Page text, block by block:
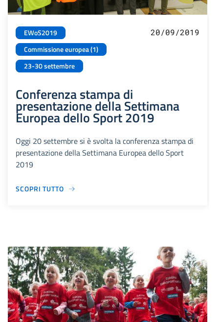
EWoS2019
Commissione europea (1)
23-30 settembre
20/09/2019
Conferenza stampa di
presentazione della Settimana
Europea dello Sport 2019
Oggi 20 settembre si è svolta la conferenza stampa di
presentazione della Settimana Europea dello Sport
2019
SCOPRI TUTTO